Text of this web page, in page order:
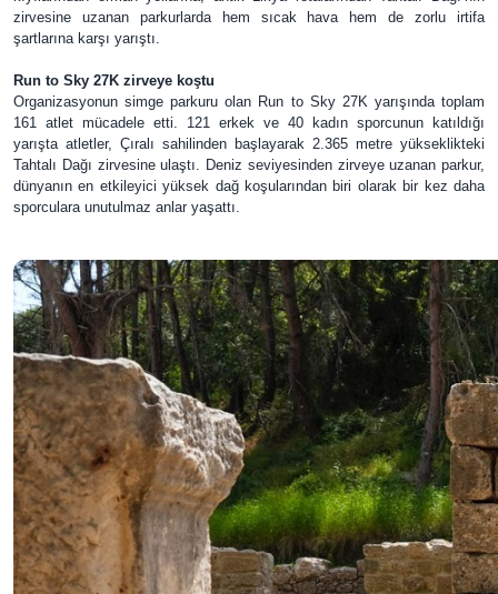
zirvesine uzanan parkurlarda hem sıcak hava hem de zorlu irtifa
şartlarına karşı yarıştı.
Run to Sky 27K zirveye koştu
Organizasyonun simge parkuru olan Run to Sky 27K yarışında toplam
161 atlet mücadele etti. 121 erkek ve 40 kadın sporcunun katıldığı
yarışta atletler, Çıralı sahilinden başlayarak 2.365 metre yükseklikteki
Tahtalı Dağı zirvesine ulaştı. Deniz seviyesinden zirveye uzanan parkur,
dünyanın en etkileyici yüksek dağ koşularından biri olarak bir kez daha
sporculara unutulmaz anlar yaşattı.